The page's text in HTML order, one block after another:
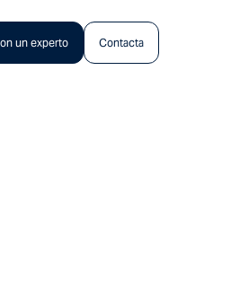
un experto Contacta